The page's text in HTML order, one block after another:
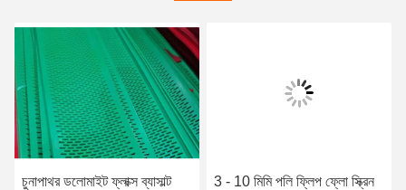
চুনাপাথর ডলোমাইট ফ্লাক্স ব্যাসাল্ট
3 - 10 মিমি পলি ফ্লিপ ফ্লো স্ক্রিন